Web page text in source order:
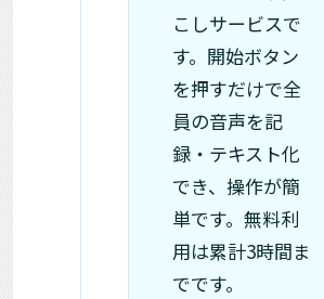
こしサービスで
す。開始ボタン
を押すだけで全
員の音声を記
録・テキスト化
でき、操作が簡
単です。無料利
用は累計3時間ま
でです。